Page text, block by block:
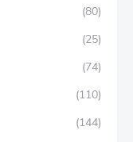
(80)
(25)
(74)
(110)
(144)